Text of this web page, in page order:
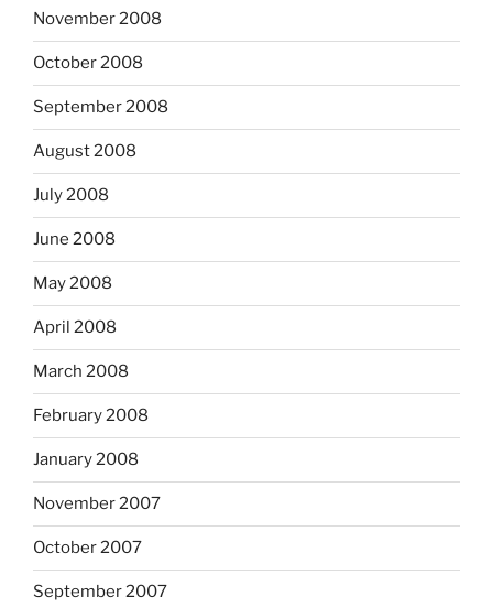
November 2008
October 2008
September 2008
August 2008
July 2008
June 2008
May 2008
April 2008
March 2008
February 2008
January 2008
November 2007
October 2007
September 2007